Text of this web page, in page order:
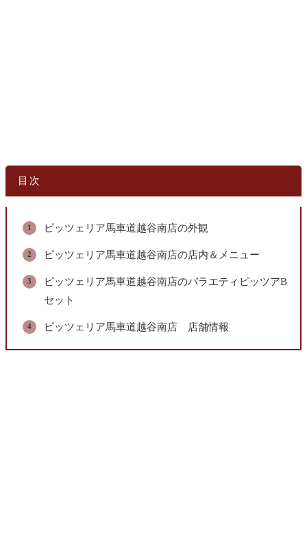
目次
ピッツェリア馬車道越谷南店の外観
ピッツェリア馬車道越谷南店の店内＆メニュー
ピッツェリア馬車道越谷南店のバラエティピッツアB
セット
ピッツェリア馬車道越谷南店 店舗情報